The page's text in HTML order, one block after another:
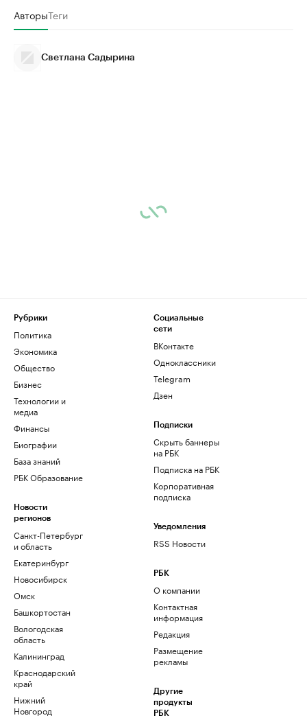
АвторыТеги
Светлана Садырина
Рубрики
Политика
Экономика
Общество
Бизнес
Технологии и
медиа
Финансы
Биографии
База знаний
РБК Образование
Новости
регионов
Санкт-Петербург
и область
Екатеринбург
Новосибирск
Омск
Башкортостан
Вологодская
область
Калининград
Краснодарский
край
Нижний
Новгород
Социальные
сети
ВКонтакте
Одноклассники
Telegram
Дзен
Подписки
Скрыть баннеры
на РБК
Подписка на РБК
Корпоративная
подписка
Уведомления
RSS Новости
РБК
О компании
Контактная
информация
Редакция
Размещение
рекламы
Другие
продукты
РБК